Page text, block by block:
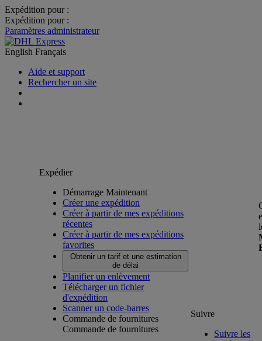
Expédition pour :
Expédition pour :
Paramètres administrateur
English Français
Aide et support
Rechercher un site
Expédier
Démarrage Maintenant
Créer une expédition
Créer à partir de mes expéditions
récentes
Créer à partir de mes expéditions
favorites
Obtenir un tarif et une estimation
de délai
Planifier un enlèvement
Télécharger un fichier
d'expédition
Scanner un code-barres
Commande de fournitures
Commande de fournitures
Suivre
Suivre les